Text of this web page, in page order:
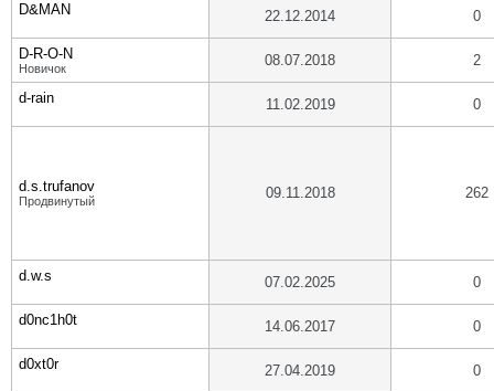
D&MAN 22.12.2014 0
D-R-O-N
Новичок 08.07.2018 2
d-rain 11.02.2019 0
d.s.trufanov
Продвинутый 09.11.2018 262
d.w.s 07.02.2025 0
d0nc1h0t 14.06.2017 0
d0xt0r 27.04.2019 0